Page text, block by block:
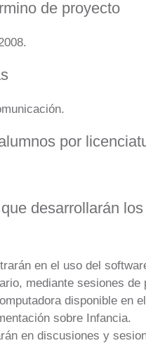
de proyecto
por
desarrollarán los
en el uso del
mediante sesiones de
disponible en
sobre Infancia.
en discusiones y